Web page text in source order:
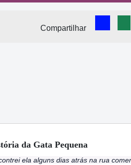
Compartilhar
da Gata Pequena
ela alguns dias atrás na rua